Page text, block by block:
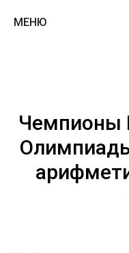
МЕНЮ
Чемпионы